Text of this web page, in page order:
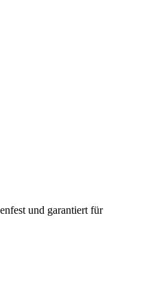
und garantiert für